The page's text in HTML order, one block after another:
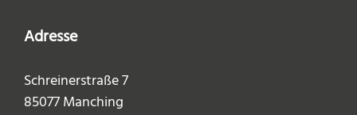
Adresse
Schreinerstraße 7
85077 Manching